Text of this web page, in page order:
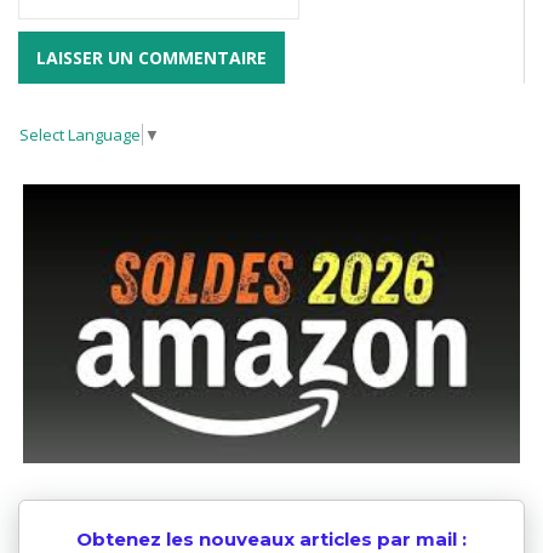
Select Language ▼
Obtenez les nouveaux articles par mail :